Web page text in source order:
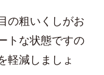
の粗いくしがお
トな状態ですの
軽減しましょ